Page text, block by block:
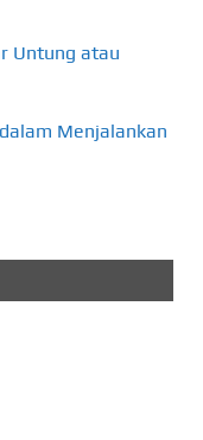
Untung atau
Menjalankan